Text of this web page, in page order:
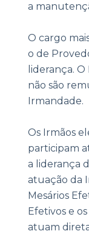
a
O cargo
o de
liderança.
não são
Irmandade.
Os Irmãos
participam
a liderança
atuação da
Mesários
Efetivos e
atuam